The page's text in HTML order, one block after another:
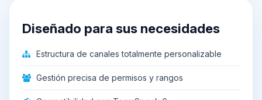
Diseñado para sus necesidades
Estructura de canales totalmente personalizable
Gestión precisa de permisos y rangos